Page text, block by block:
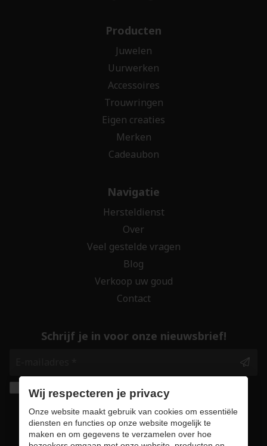
Producten
Juwelen
Uurwerken
Accessoires
Trouwringen
Eigen creaties
Merken
Cadeaubon
Navigatie
Hersteldienst
Over
Veel gestelde vragen
Blog
Verkoop uw goud
Contact
Schrijf je in voor onze nieuwsbrief!
Ik geef de toestemming om mijn gegevens te
bewaren en verwerken zoals aangegeven in
onzeprivacy statement. *
Wij respecteren je privacy
Onze website maakt gebruik van cookies om essentiële
diensten en functies op onze website mogelijk te
maken en om gegevens te verzamelen over hoe